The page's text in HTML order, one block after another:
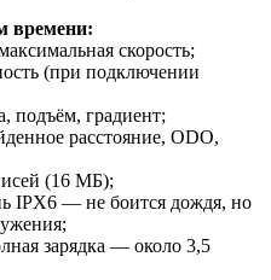
времени:
скорость;
(при подключении
подъём, градиент;
расстояние, ODO,
(16 МБ);
IPX6 — не боится дождя, но
зарядка — около 3,5